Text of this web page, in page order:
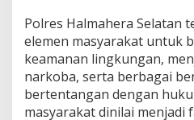
Polres Halmahera Selatan
elemen masyarakat untuk
keamanan lingkungan,
narkoba, serta berbagai
bertentangan dengan
masyarakat dinilai menjadi